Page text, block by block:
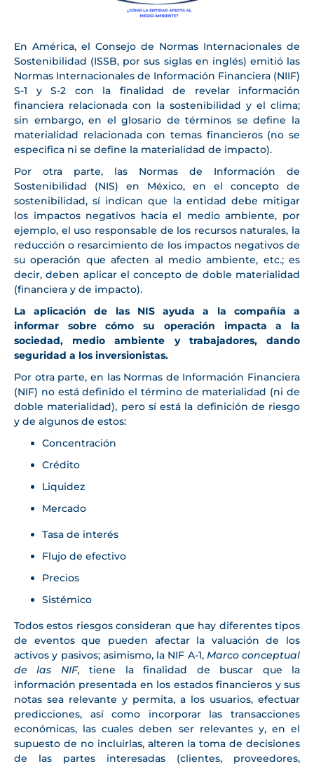
En América, el Consejo de Normas Internacionales de
Sostenibilidad (ISSB, por sus siglas en inglés) emitió las
Normas Internacionales de Información Financiera (NIIF)
S-1 y S-2 con la finalidad de revelar información
financiera relacionada con la sostenibilidad y el clima;
sin embargo, en el glosario de términos se define la
materialidad relacionada con temas financieros (no se
especifica ni se define la materialidad de impacto).
Por otra parte, las Normas de Información de
Sostenibilidad (NIS) en México, en el concepto de
sostenibilidad, sí indican que la entidad debe mitigar
los impactos negativos hacia el medio ambiente, por
ejemplo, el uso responsable de los recursos naturales, la
reducción o resarcimiento de los impactos negativos de
su operación que afecten al medio ambiente, etc.; es
decir, deben aplicar el concepto de doble materialidad
(financiera y de impacto).
La aplicación de las NIS ayuda a la compañía a
informar sobre cómo su operación impacta a la
sociedad, medio ambiente y trabajadores, dando
seguridad a los inversionistas.
Por otra parte, en las Normas de Información Financiera
(NIF) no está definido el término de materialidad (ni de
doble materialidad), pero sí está la definición de riesgo
y de algunos de estos:
Concentración
Crédito
Liquidez
Mercado
Tasa de interés
Flujo de efectivo
Precios
Sistémico
Todos estos riesgos consideran que hay diferentes tipos
de eventos que pueden afectar la valuación de los
activos y pasivos; asimismo, la NIF A-1, Marco conceptual
de las NIF, tiene la finalidad de buscar que la
información presentada en los estados financieros y sus
notas sea relevante y permita, a los usuarios, efectuar
predicciones, así como incorporar las transacciones
económicas, las cuales deben ser relevantes y, en el
supuesto de no incluirlas, alteren la toma de decisiones
de las partes interesadas (clientes, proveedores,